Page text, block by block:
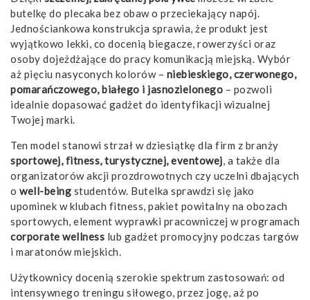
butelkę do plecaka bez obaw o przeciekający napój.
Jednościankowa konstrukcja sprawia, że produkt jest
wyjątkowo lekki, co docenią biegacze, rowerzyści oraz
osoby dojeżdżające do pracy komunikacją miejską. Wybór
aż pięciu nasyconych kolorów – niebieskiego, czerwonego,
pomarańczowego, białego i jasnozielonego – pozwoli
idealnie dopasować gadżet do identyfikacji wizualnej
Twojej marki.
Ten model stanowi strzał w dziesiątkę dla firm z branży
sportowej, fitness, turystycznej, eventowej, a także dla
organizatorów akcji prozdrowotnych czy uczelni dbających
o well-being studentów. Butelka sprawdzi się jako
upominek w klubach fitness, pakiet powitalny na obozach
sportowych, element wyprawki pracowniczej w programach
corporate wellness lub gadżet promocyjny podczas targów
i maratonów miejskich.
Użytkownicy docenią szerokie spektrum zastosowań: od
intensywnego treningu siłowego, przez jogę, aż po